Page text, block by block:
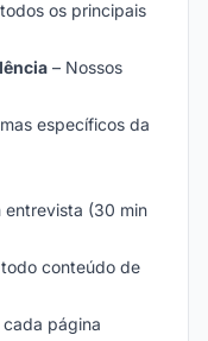
os principais
– Nossos
específicos da
entrevista (30 min
conteúdo de
página